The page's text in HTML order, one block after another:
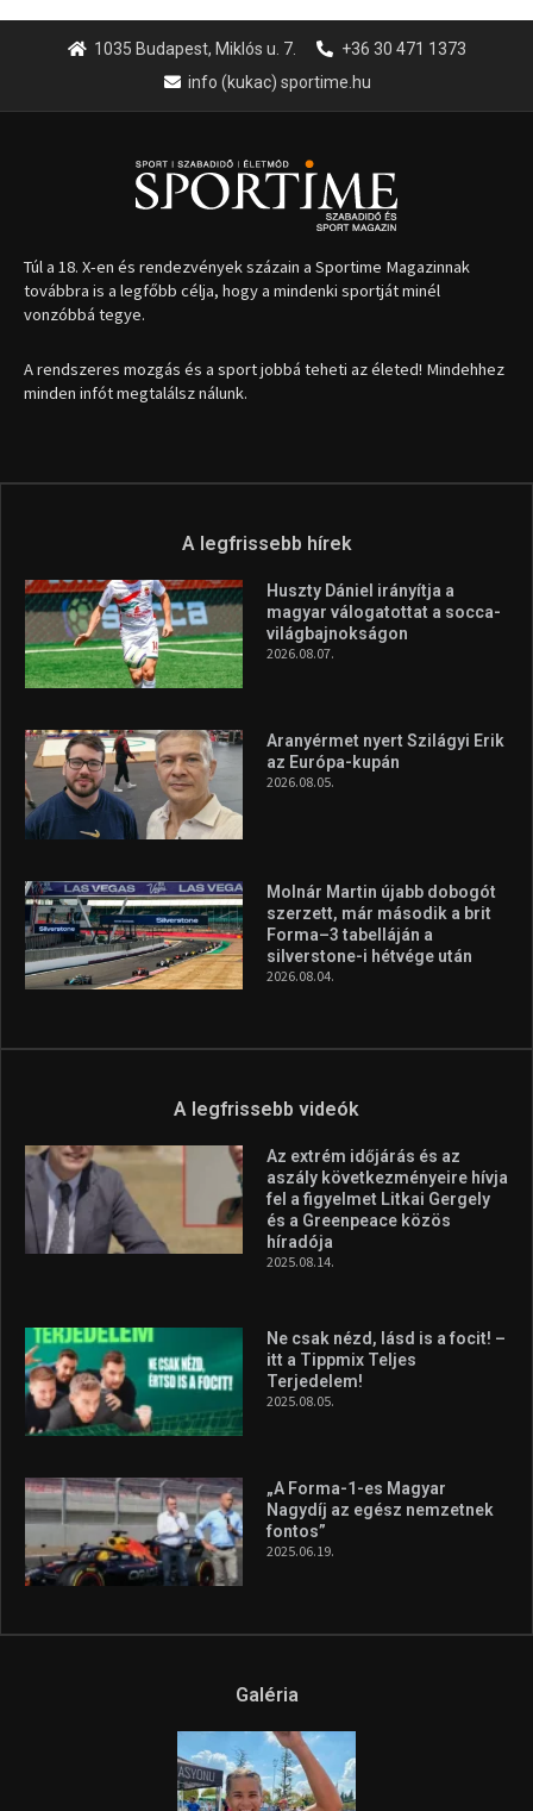
1035 Budapest, Miklós u. 7.
+36 30 471 1373
info (kukac) sportime.hu
Túl a 18. X-en és rendezvények százain a Sportime Magazinnak
továbbra is a legfőbb célja, hogy a mindenki sportját minél
vonzóbbá tegye.
A rendszeres mozgás és a sport jobbá teheti az életed! Mindehhez
minden infót megtalálsz nálunk.
A legfrissebb hírek
Huszty Dániel irányítja a
magyar válogatottat a socca-
világbajnokságon
2026.08.07.
Aranyérmet nyert Szilágyi Erik
az Európa-kupán
2026.08.05.
Molnár Martin újabb dobogót
szerzett, már második a brit
Forma–3 tabelláján a
silverstone-i hétvége után
2026.08.04.
A legfrissebb videók
Az extrém időjárás és az
aszály következményeire hívja
fel a figyelmet Litkai Gergely
és a Greenpeace közös
híradója
2025.08.14.
Ne csak nézd, lásd is a focit! –
itt a Tippmix Teljes
Terjedelem!
2025.08.05.
„A Forma-1-es Magyar
Nagydíj az egész nemzetnek
fontos”
2025.06.19.
Galéria